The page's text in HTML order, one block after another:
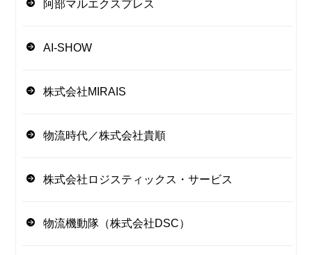
阿部マルエクスプレス
AI-SHOW
株式会社MIRAIS
物流時代／株式会社貴順
株式会社ロジスティックス・サービス
物流機動隊（株式会社DSC）